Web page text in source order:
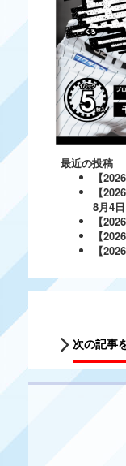
最近の投稿
【
【
8月4日
【
【
【
次の記事